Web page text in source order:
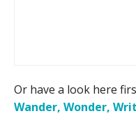
Or have a look here
Wander, Wonder,